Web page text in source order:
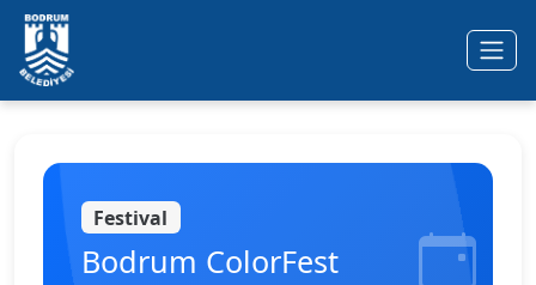
Ana içeriğe geç
Festival
Bodrum ColorFest